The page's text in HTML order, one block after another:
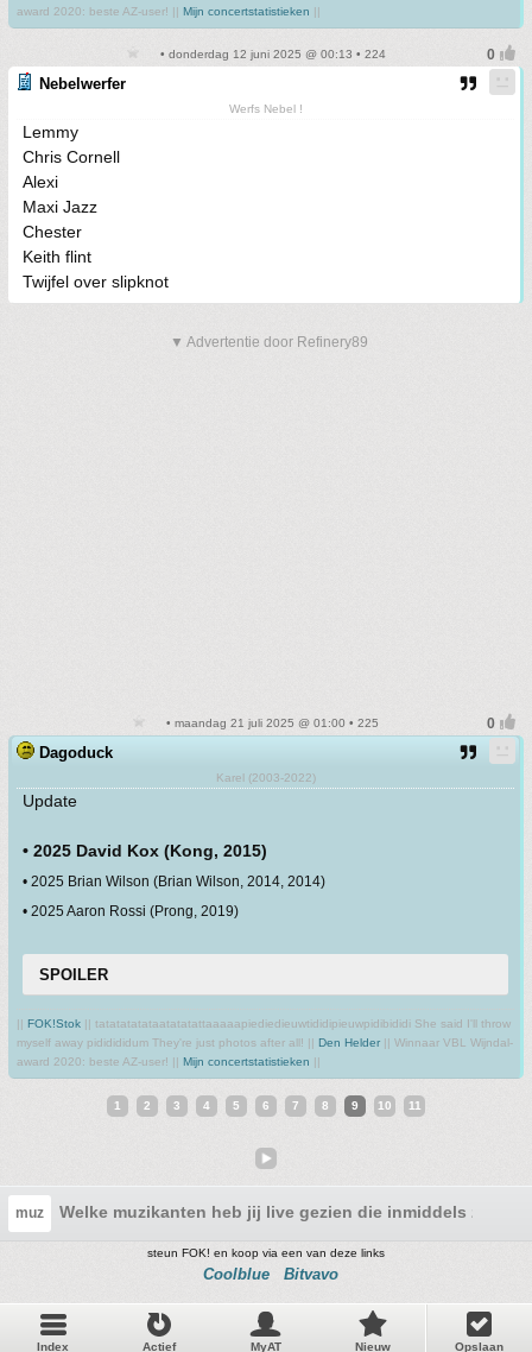
award 2020: beste AZ-user! || Mijn concertstatistieken ||
• donderdag 12 juni 2025 @ 00:13 • 224
Nebelwerfer
Werfs Nebel !
Lemmy
Chris Cornell
Alexi
Maxi Jazz
Chester
Keith flint
Twijfel over slipknot
▼ Advertentie door Refinery89
• maandag 21 juli 2025 @ 01:00 • 225
Dagoduck
Karel (2003-2022)
Update
• 2025 David Kox (Kong, 2015)
• 2025 Brian Wilson (Brian Wilson, 2014, 2014)
• 2025 Aaron Rossi (Prong, 2019)
SPOILER
|| FOK!Stok || tatatatatataatatatattaaaaapiediedieuwtididipieuwpidibididi She said I'll throw
myself away pididididum They're just photos after all! || Den Helder || Winnaar VBL Wijndal-
award 2020: beste AZ-user! || Mijn concertstatistieken ||
1 2 3 4 5 6 7 8 9 10 11
muz Welke muzikanten heb jij live gezien die inmiddels zijn
steun FOK! en koop via een van deze links
Coolblue Bitvavo
Index Actief MyAT Nieuw Opslaan